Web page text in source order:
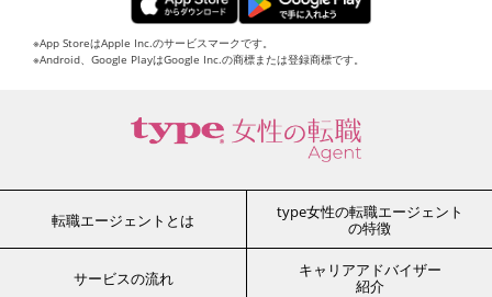
※App StoreはApple Inc.のサービスマークです。
※Android、Google PlayはGoogle Inc.の商標または登録商標です。
転職エージェントとは
type女性の転職エージェント
の特徴
サービスの流れ
キャリアアドバイザー
紹介